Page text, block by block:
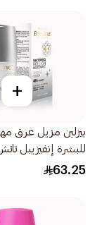
+
بيزلين مزيل عرق
للبشرة إنفيزيبل
50مل
63.25